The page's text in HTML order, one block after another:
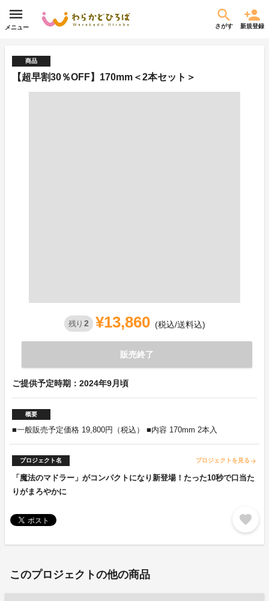
メニュー さがす 新規登録
商品
【超早割30％OFF】170mm＜2本セット＞
残り 2 ¥13,860 (税込/送料込)
販売終了
ご提供予定時期：2024年9月頃
概要
■一般販売予定価格 19,800円（税込） ■内容 170mm 2本入
プロジェクト名 プロジェクトを見る arrow_forward
「魔法のマドラー」がコンパクトになり新登場！たった10秒で口当た
りがまろやかに
favorite
このプロジェクトの他の商品